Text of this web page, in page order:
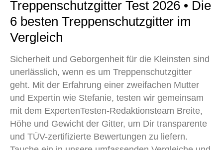
Treppenschutzgitter Test 2026 • Die
6 besten Treppenschutzgitter im
Vergleich
Sicherheit und Geborgenheit für die Kleinsten sind
unerlässlich, wenn es um Treppenschutzgitter
geht. Mit der Erfahrung einer zweifachen Mutter
und Expertin wie Stefanie, testen wir gemeinsam
mit dem ExpertenTesten-Redaktionsteam Breite,
Höhe und Gewicht der Gitter, um Dir transparente
und TÜV-zertifizierte Bewertungen zu liefern.